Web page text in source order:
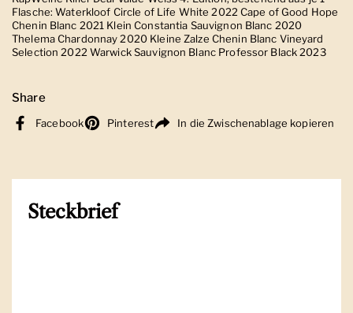
Flasche: Waterkloof Circle of Life White 2022 Cape of Good Hope
Chenin Blanc 2021 Klein Constantia Sauvignon Blanc 2020
Thelema Chardonnay 2020 Kleine Zalze Chenin Blanc Vineyard
Selection 2022 Warwick Sauvignon Blanc Professor Black 2023
Share
Facebook Pinterest In die Zwischenablage kopieren
Steckbrief